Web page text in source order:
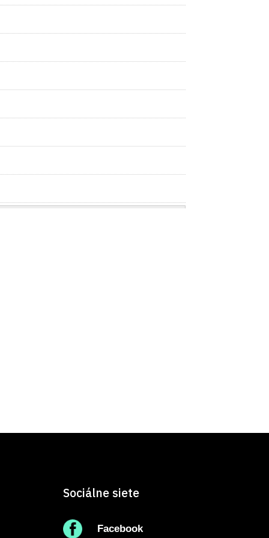
Sociálne siete
Facebook